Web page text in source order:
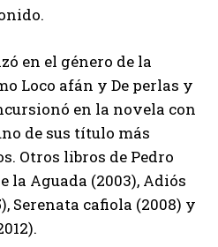
en el género de la
Loco afán y De perlas y
en la novela con
de sus título más
Otros libros de Pedro
la Aguada (2003), Adiós
Serenata cafiola (2008) y